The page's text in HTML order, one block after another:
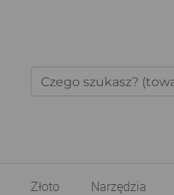
Złoto Narzędzia